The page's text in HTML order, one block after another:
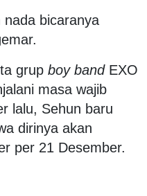
nada bicaranya
grup boy bandEXO
masa wajib
lalu, Sehun baru
dirinya akan
per 21 Desember.